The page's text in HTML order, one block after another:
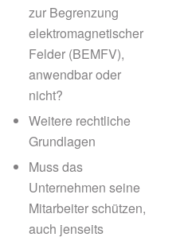
zur Begrenzung
elektromagnetischer
Felder (BEMFV),
anwendbar oder
nicht?
Weitere rechtliche
Grundlagen
Muss das
Unternehmen seine
Mitarbeiter schützen,
auch jenseits